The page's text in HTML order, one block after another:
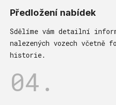
Předložení nabídek
Sdělíme vám detailní
nalezených vozech včetně
historie.
04.